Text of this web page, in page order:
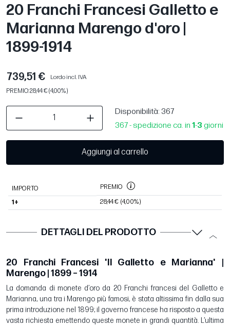
20 Franchi Francesi Galletto e
Marianna Marengo d'oro |
1899-1914
739,51 €
Lordo incl. IVA
PREMIO: 28,44 € (4,00%)
Disponibilità: 367
367 - spedizione ca. in 1-3 giorni
Aggiungi al carrello
IMPORTO PREMIO
1+ 28,44 € (4,00%)
DETTAGLI DEL PRODOTTO
20 Franchi Francesi 'Il Galletto e Marianna' |
Marengo | 1899 – 1914
La domanda di monete d’oro da 20 Franchi francesi del Galletto e
Marianna, una tra i Marengo più famosi, è stata altissima fin dalla sua
prima introduzione nel 1899; il governo francese ha risposto a questa
vasta richiesta emettendo queste monete in grandi quantità. L’ultima